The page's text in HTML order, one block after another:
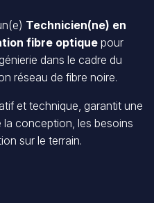
Technicien(ne) en
fibre optique pour
dans le cadre du
réseau de fibre noire.
et technique, garantit une
conception, les besoins
sur le terrain.